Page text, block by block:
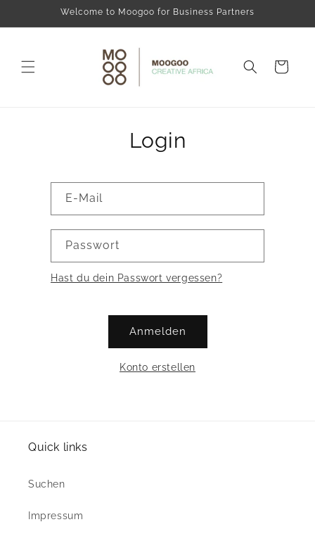
Inhalt
Welcome to Moogoo for Business Partners
Warenkorb
Login
E-Mail
Passwort
Hast du dein Passwort vergessen?
Anmelden
Konto erstellen
Quick links
Suchen
Impressum